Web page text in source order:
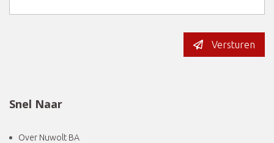
Versturen
Snel Naar
Over Nuwolt BA